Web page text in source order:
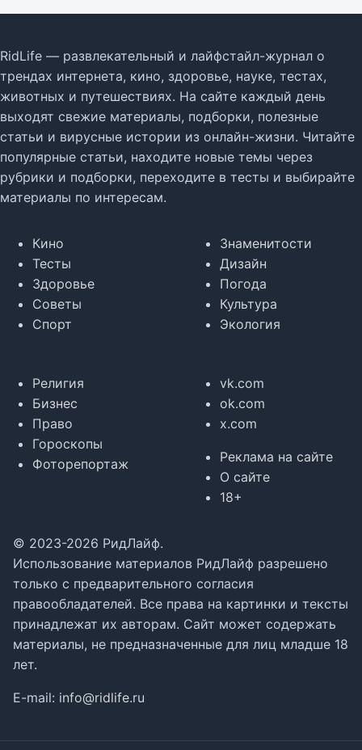
RidLife — развлекательный и лайфстайл-журнал о
трендах интернета, кино, здоровье, науке, тестах,
животных и путешествиях. На сайте каждый день
выходят свежие материалы, подборки, полезные
статьи и вирусные истории из онлайн-жизни. Читайте
популярные статьи, находите новые темы через
рубрики и подборки, переходите в тесты и выбирайте
материалы по интересам.
Кино
Тесты
Здоровье
Советы
Спорт
Знаменитости
Дизайн
Погода
Культура
Экология
Религия
Бизнес
Право
Гороскопы
Фоторепортаж
vk.com
ok.com
x.com
Реклама на сайте
О сайте
18+
© 2023-2026 РидЛайф.
Использование материалов РидЛайф разрешено
только с предварительного согласия
правообладателей. Все права на картинки и тексты
принадлежат их авторам. Сайт может содержать
материалы, не предназначенные для лиц младше 18
лет.
E-mail: info@ridlife.ru